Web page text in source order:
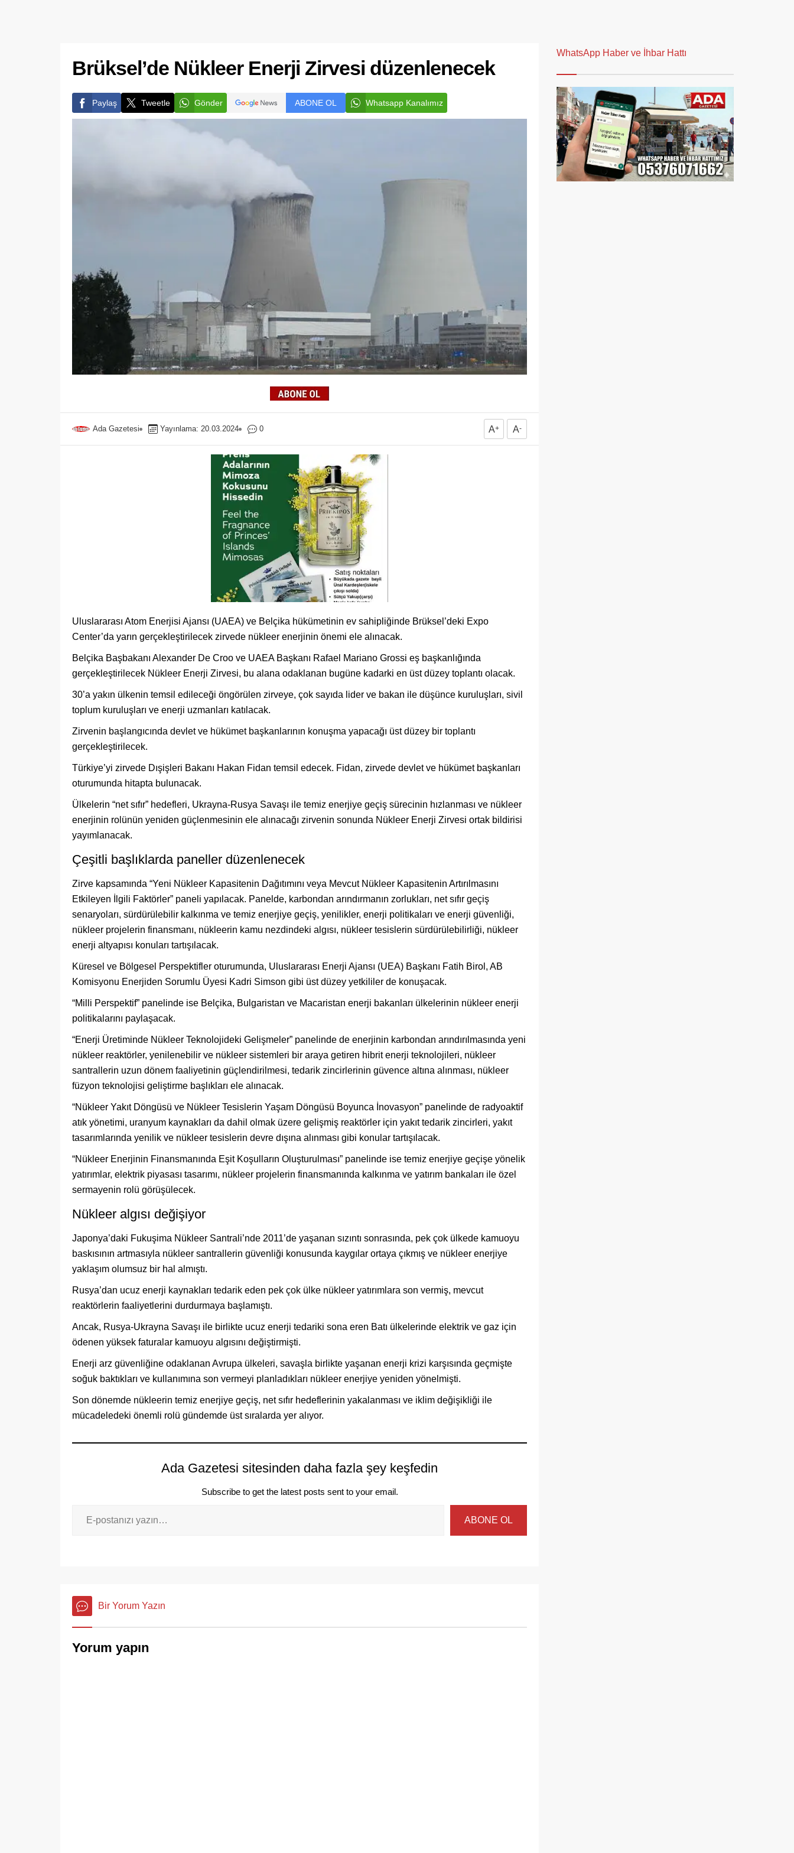
Brüksel’de Nükleer Enerji Zirvesi düzenlenecek
Paylaş Tweetle Gönder ABONE OL Whatsapp Kanalımız
Ada Gazetesi Yayınlama: 20.03.2024 0 A+ A-
Uluslararası Atom Enerjisi Ajansı (UAEA) ve Belçika hükümetinin ev sahipliğinde Brüksel’deki Expo
Center’da yarın gerçekleştirilecek zirvede nükleer enerjinin önemi ele alınacak.
Belçika Başbakanı Alexander De Croo ve UAEA Başkanı Rafael Mariano Grossi eş başkanlığında
gerçekleştirilecek Nükleer Enerji Zirvesi, bu alana odaklanan bugüne kadarki en üst düzey toplantı olacak.
30’a yakın ülkenin temsil edileceği öngörülen zirveye, çok sayıda lider ve bakan ile düşünce kuruluşları, sivil
toplum kuruluşları ve enerji uzmanları katılacak.
Zirvenin başlangıcında devlet ve hükümet başkanlarının konuşma yapacağı üst düzey bir toplantı
gerçekleştirilecek.
Türkiye’yi zirvede Dışişleri Bakanı Hakan Fidan temsil edecek. Fidan, zirvede devlet ve hükümet başkanları
oturumunda hitapta bulunacak.
Ülkelerin “net sıfır” hedefleri, Ukrayna-Rusya Savaşı ile temiz enerjiye geçiş sürecinin hızlanması ve nükleer
enerjinin rolünün yeniden güçlenmesinin ele alınacağı zirvenin sonunda Nükleer Enerji Zirvesi ortak bildirisi
yayımlanacak.
Çeşitli başlıklarda paneller düzenlenecek
Zirve kapsamında “Yeni Nükleer Kapasitenin Dağıtımını veya Mevcut Nükleer Kapasitenin Artırılmasını
Etkileyen İlgili Faktörler” paneli yapılacak. Panelde, karbondan arındırmanın zorlukları, net sıfır geçiş
senaryoları, sürdürülebilir kalkınma ve temiz enerjiye geçiş, yenilikler, enerji politikaları ve enerji güvenliği,
nükleer projelerin finansmanı, nükleerin kamu nezdindeki algısı, nükleer tesislerin sürdürülebilirliği, nükleer
enerji altyapısı konuları tartışılacak.
Küresel ve Bölgesel Perspektifler oturumunda, Uluslararası Enerji Ajansı (UEA) Başkanı Fatih Birol, AB
Komisyonu Enerjiden Sorumlu Üyesi Kadri Simson gibi üst düzey yetkililer de konuşacak.
“Milli Perspektif” panelinde ise Belçika, Bulgaristan ve Macaristan enerji bakanları ülkelerinin nükleer enerji
politikalarını paylaşacak.
“Enerji Üretiminde Nükleer Teknolojideki Gelişmeler” panelinde de enerjinin karbondan arındırılmasında yeni
nükleer reaktörler, yenilenebilir ve nükleer sistemleri bir araya getiren hibrit enerji teknolojileri, nükleer
santrallerin uzun dönem faaliyetinin güçlendirilmesi, tedarik zincirlerinin güvence altına alınması, nükleer
füzyon teknolojisi geliştirme başlıkları ele alınacak.
“Nükleer Yakıt Döngüsü ve Nükleer Tesislerin Yaşam Döngüsü Boyunca İnovasyon” panelinde de radyoaktif
atık yönetimi, uranyum kaynakları da dahil olmak üzere gelişmiş reaktörler için yakıt tedarik zincirleri, yakıt
tasarımlarında yenilik ve nükleer tesislerin devre dışına alınması gibi konular tartışılacak.
“Nükleer Enerjinin Finansmanında Eşit Koşulların Oluşturulması” panelinde ise temiz enerjiye geçişe yönelik
yatırımlar, elektrik piyasası tasarımı, nükleer projelerin finansmanında kalkınma ve yatırım bankaları ile özel
sermayenin rolü görüşülecek.
Nükleer algısı değişiyor
Japonya’daki Fukuşima Nükleer Santrali’nde 2011’de yaşanan sızıntı sonrasında, pek çok ülkede kamuoyu
baskısının artmasıyla nükleer santrallerin güvenliği konusunda kaygılar ortaya çıkmış ve nükleer enerjiye
yaklaşım olumsuz bir hal almıştı.
Rusya’dan ucuz enerji kaynakları tedarik eden pek çok ülke nükleer yatırımlara son vermiş, mevcut
reaktörlerin faaliyetlerini durdurmaya başlamıştı.
Ancak, Rusya-Ukrayna Savaşı ile birlikte ucuz enerji tedariki sona eren Batı ülkelerinde elektrik ve gaz için
ödenen yüksek faturalar kamuoyu algısını değiştirmişti.
Enerji arz güvenliğine odaklanan Avrupa ülkeleri, savaşla birlikte yaşanan enerji krizi karşısında geçmişte
soğuk baktıkları ve kullanımına son vermeyi planladıkları nükleer enerjiye yeniden yönelmişti.
Son dönemde nükleerin temiz enerjiye geçiş, net sıfır hedeflerinin yakalanması ve iklim değişikliği ile
mücadeledeki önemli rolü gündemde üst sıralarda yer alıyor.
Ada Gazetesi sitesinden daha fazla şey keşfedin
Subscribe to get the latest posts sent to your email.
ABONE OL
Bir Yorum Yazın
Yorum yapın
WhatsApp Haber ve İhbar Hattı